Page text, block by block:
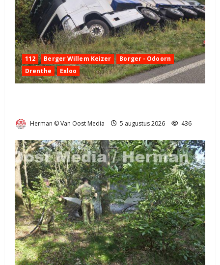
112 Berger Willem Keizer
Borger - Odoorn
Drenthe
Exloo
Herman © Van Oost Media 5 augustus 2026 436